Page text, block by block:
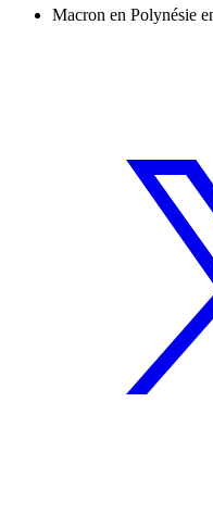
Macron en Polynésie